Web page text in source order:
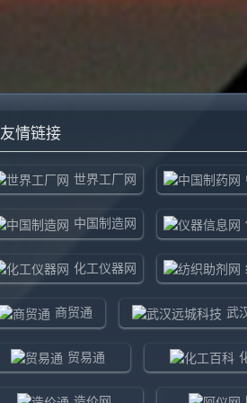
友情链接
世界工厂网
中国制造网
化工仪器网
商贸通 武
贸易通